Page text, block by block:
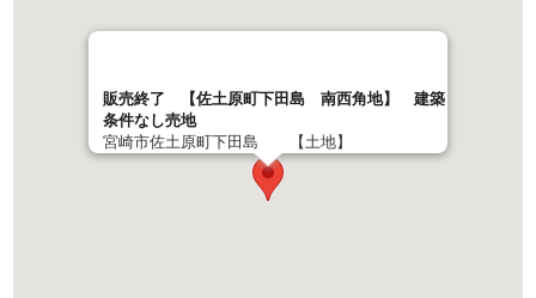
販売終了 【佐土原町下田島 南西角地】 建築
条件なし売地
宮崎市佐土原町下田島 【土地】